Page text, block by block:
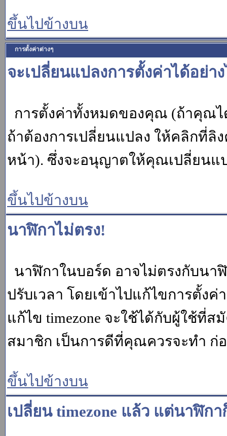
ขึ้นไปข้างบน
การตั้งค่าต่างๆ
จะเปลี่ยนแปลงการตั้งค่าได้อย่าง
การตั้งค่าทั้งหมดของคุณ (ถ้าคุณไ
ถ้าต้องการเปลี่ยนแปลง ให้คลิกที่ลิ
หน้า). ซึ่งจะอนุญาตให้คุณเปลี่ยนแ
ขึ้นไปข้างบน
นาฬิกาไม่ตรง!
นาฬิกาในบอร์ด อาจไม่ตรงกับน
ปรับเวลา โดยเข้าไปแก้ไขการตั้ง
แก้ไข timezone จะใช้ได้กับผู้ใช้ที่
สมาชิก เป็นการดีที่คุณควรจะทำ
ขึ้นไปข้างบน
เปลี่ยน timezone แล้ว แต่นาฬิกา